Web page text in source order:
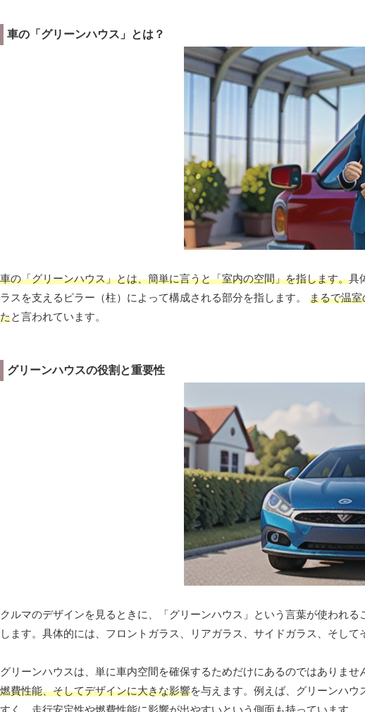
車の「グリーンハウス」とは？
車の「グリーンハウス」とは、簡単に言うと「室内の空間」を指します。具
ラスを支えるピラー（柱）によって構成される部分を指します。 まるで温
たと言われています。
グリーンハウスの役割と重要性
クルマのデザインを見るときに、「グリーンハウス」という言葉が使われる
します。具体的には、フロントガラス、リアガラス、サイドガラス、そし
グリーンハウスは、単に車内空間を確保するためだけにあるのではありませ
燃費性能、そしてデザインに大きな影響を与えます。例えば、グリーンハ
すく、走行安定性や燃費性能に影響が出やすいという側面も持っています。